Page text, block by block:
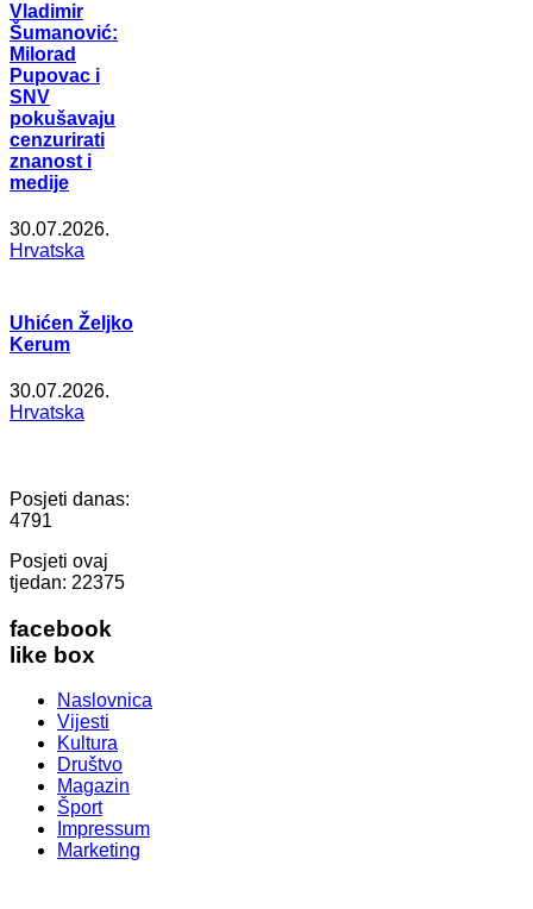
Vladimir
Šumanović:
Milorad
Pupovac i
SNV
pokušavaju
cenzurirati
znanost i
medije
30.07.2026.
Hrvatska
Uhićen Željko
Kerum
30.07.2026.
Hrvatska
Posjeti danas:
4791
Posjeti ovaj
tjedan: 22375
facebook
like box
Naslovnica
Vijesti
Kultura
Društvo
Magazin
Šport
Impressum
Marketing